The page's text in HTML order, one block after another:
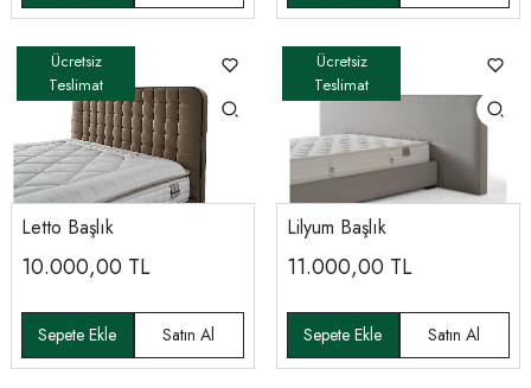
Letto Başlık
10.000,00 TL
Lilyum Başlık
11.000,00 TL